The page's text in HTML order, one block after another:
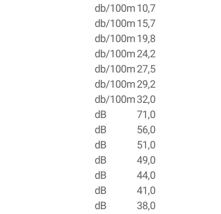
db/100m 10,7
db/100m 15,7
db/100m 19,8
db/100m 24,2
db/100m 27,5
db/100m 29,2
db/100m32,0
dB
71,0
dB
56,0
dB
51,0
dB
49,0
dB
44,0
dB
41,0
dB
38,0